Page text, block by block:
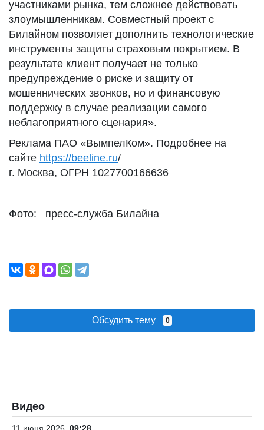
участниками рынка, тем сложнее действовать
злоумышленникам. Совместный проект с
Билайном позволяет дополнить технологические
инструменты защиты страховым покрытием. В
результате клиент получает не только
предупреждение о риске и защиту от
мошеннических звонков, но и финансовую
поддержку в случае реализации самого
неблагоприятного сценария».
Реклама ПАО «ВымпелКом». Подробнее на
сайте https://beeline.ru/
г. Москва, ОГРН 1027700166636
Фото: пресс-служба Билайна
Обсудить тему 0
Видео